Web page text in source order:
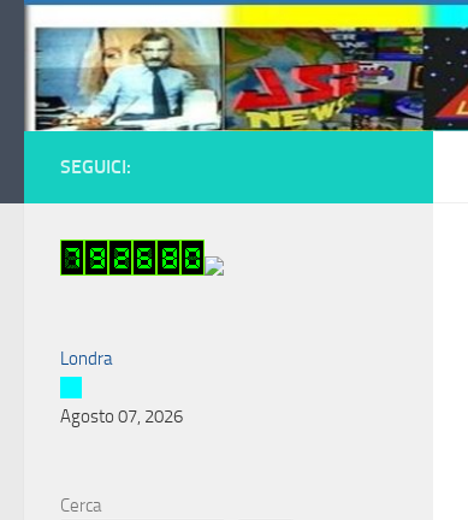
Salta al contenuto
SEGUICI:
Londra
Agosto 07, 2026
Cerca